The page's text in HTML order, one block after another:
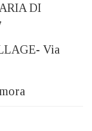
DI
Via